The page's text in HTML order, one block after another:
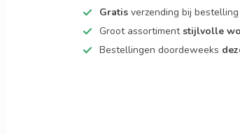
Gratis verzending bij
Groot assortiment stijlvolle
Bestellingen doordeweeks